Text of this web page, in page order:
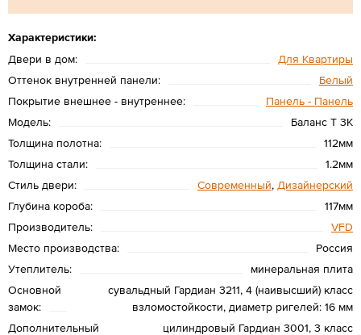
Характеристики:
Двери в дом:
Для Квартиры
Оттенок внутренней панели:
Белый
Покрытие внешнее - внутреннее:
Панель - Панель
Модель:
Баланс T 3К
Толщина полотна:
112мм
Толщина стали:
1.2мм
Стиль двери:
Современный, Дизайнерский
Глубина короба:
117мм
Производитель:
VFD
Место производства:
Россия
Утеплитель:
минеральная плита
Основной
замок:
сувальдный Гардиан 3211, 4 (наивысший) класс
взломостойкости, диаметр ригелей: 16 мм
Дополнительный
цилиндровый Гардиан 3001, 3 класс